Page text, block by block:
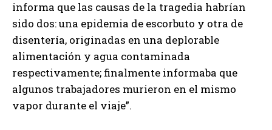
informa que las causas de la tragedia habrían
sido dos: una epidemia de escorbuto y otra de
disentería, originadas en una deplorable
alimentación y agua contaminada
respectivamente; finalmente informaba que
algunos trabajadores murieron en el mismo
vapor durante el viaje”.